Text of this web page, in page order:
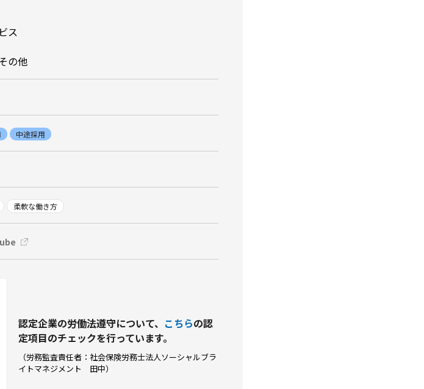
ス
の他
中途採用
柔軟な働き方
認定企業の労働法遵守について、 こちらの認
定項⽬のチェックを⾏っています。
（労務監査責任者：社会保険労務士法人ソーシャルブラ
イトマネジメント 田中）